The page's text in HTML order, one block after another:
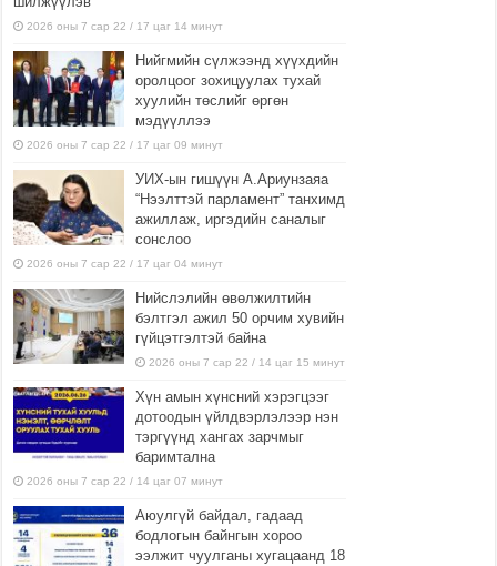
2026 оны 7 сар 22 / 17 цаг 14 минут
Нийгмийн сүлжээнд хүүхдийн
оролцоог зохицуулах тухай
хуулийн төслийг өргөн
мэдүүллээ
2026 оны 7 сар 22 / 17 цаг 09 минут
УИХ-ын гишүүн А.Ариунзаяа
“Нээлттэй парламент” танхимд
ажиллаж, иргэдийн саналыг
сонслоо
2026 оны 7 сар 22 / 17 цаг 04 минут
Нийслэлийн өвөлжилтийн
бэлтгэл ажил 50 орчим хувийн
гүйцэтгэлтэй байна
2026 оны 7 сар 22 / 14 цаг 15 минут
Хүн амын хүнсний хэрэгцээг
дотоодын үйлдвэрлэлээр нэн
тэргүүнд хангах зарчмыг
баримтална
2026 оны 7 сар 22 / 14 цаг 07 минут
Аюулгүй байдал, гадаад
бодлогын байнгын хороо
ээлжит чуулганы хугацаанд 18